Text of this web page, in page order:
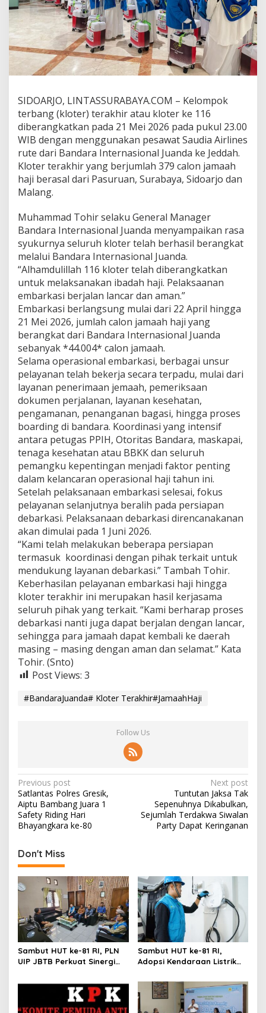
a
k
h
i
r
H
a
2
0
2
6
,
S
i
n
i
L
i
n
t
a
s
I
n
s
t
a
n
s
a
d
i
K
u
n
c
i
K
e
a
n
c
a
r
a
n
SIDOARJO, LINTASSURABAYA.COM – Kelompok
terbang (kloter) terakhir atau kloter ke 116
diberangkatkan pada 21 Mei 2026 pada pukul 23.00
WIB dengan menggunakan pesawat Saudia Airlines
rute dari Bandara Internasional Juanda ke Jeddah.
Kloter terakhir yang berjumlah 379 calon jamaah
haji berasal dari Pasuruan, Surabaya, Sidoarjo dan
Malang.
Muhammad Tohir selaku General Manager
Bandara Internasional Juanda menyampaikan rasa
syukurnya seluruh kloter telah berhasil berangkat
melalui Bandara Internasional Juanda.
“Alhamdulillah 116 kloter telah diberangkatkan
untuk melaksanakan ibadah haji. Pelaksaanan
embarkasi berjalan lancar dan aman.”
Embarkasi berlangsung mulai dari 22 April hingga
21 Mei 2026, jumlah calon jamaah haji yang
berangkat dari Bandara Internasional Juanda
sebanyak *44.004* calon jamaah.
Selama operasional embarkasi, berbagai unsur
pelayanan telah bekerja secara terpadu, mulai dari
layanan penerimaan jemaah, pemeriksaan
dokumen perjalanan, layanan kesehatan,
pengamanan, penanganan bagasi, hingga proses
boarding di bandara. Koordinasi yang intensif
antara petugas PPIH, Otoritas Bandara, maskapai,
tenaga kesehatan atau BBKK dan seluruh
pemangku kepentingan menjadi faktor penting
dalam kelancaran operasional haji tahun ini.
Setelah pelaksanaan embarkasi selesai, fokus
pelayanan selanjutnya beralih pada persiapan
debarkasi. Pelaksanaan debarkasi direncanakanan
akan dimulai pada 1 Juni 2026.
“Kami telah melakukan beberapa persiapan
termasuk koordinasi dengan pihak terkait untuk
mendukung layanan debarkasi.” Tambah Tohir.
Keberhasilan pelayanan embarkasi haji hingga
kloter terakhir ini merupakan hasil kerjasama
seluruh pihak yang terkait. “Kami berharap proses
debarkasi nanti juga dapat berjalan dengan lancar,
sehingga para jamaah dapat kembali ke daerah
masing – masing dengan aman dan selamat.” Kata
Tohir. (Snto)
Post Views: 3
#BandaraJuanda# Kloter Terakhir#JamaahHaji
Follow Us
P
o
s
n
a
v
i
g
a
t
i
o
n
Previous post
Satlantas Polres Gresik,
Aiptu Bambang Juara 1
Safety Riding Hari
Bhayangkara ke-80
Next post
Tuntutan Jaksa Tak
Sepenuhnya Dikabulkan,
Sejumlah Terdakwa Siwalan
Party Dapat Keringanan
Don't Miss
Sambut HUT ke-81 RI, PLN
UIP JBTB Perkuat Sinergi
Nasional Baluran
Sambut HUT ke-81 RI,
Adopsi Kendaraan Listrik
Baru Gunakan Home
Charging Services PLN